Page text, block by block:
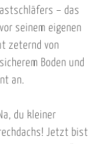
– das
seinem eigenen
zeternd von
Boden und
an.
du kleiner
Jetzt bist